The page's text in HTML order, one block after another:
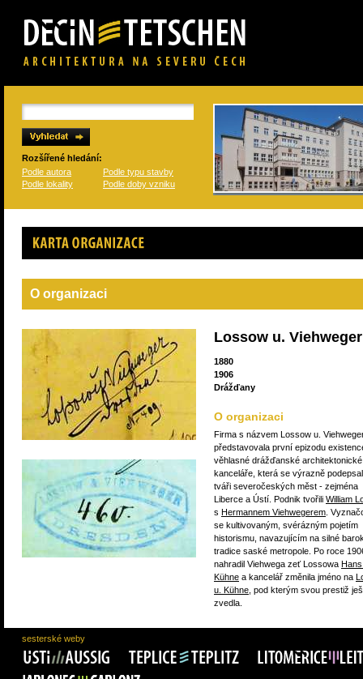
Rozšířené hledání:
Podle autora
Podle typu stavby
Podle lokality
Podle doby vzniku
Karta organizace
O organizaci
Lossow u. Viehweger
1880
1906
Drážďany
O organizaci
Firma s názvem Lossow u.
představovala první epizodu
věhlasné drážďanské architektonické
kanceláře, která se výrazně
tváři severočeských měst - zejména
Liberce a Ústí. Podnik tvořili William
s Hermannem Viehwegerem .
se kultivovaným, svérázným pojetím
historismu, navazujícím na silné
tradice saské metropole. Po roce
nahradil Viehwega zeť Lossowa
Kühne a kancelář změnila jméno na
u. Kühne , pod kterým svou prestiž
zvedla.
sesterské weby